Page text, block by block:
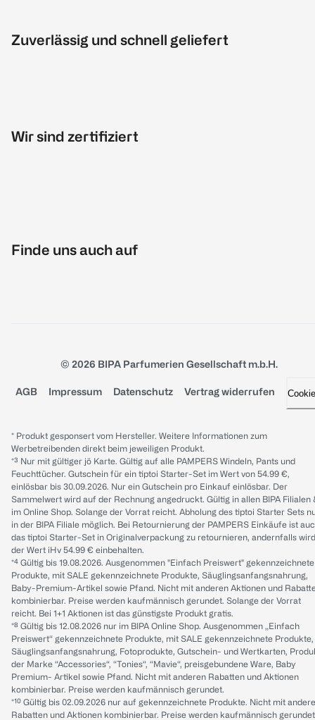
Zuverlässig und schnell geliefert
Wir sind zertifiziert
Finde uns auch auf
© 2026 BIPA Parfumerien Gesellschaft m.b.H.
AGB Impressum Datenschutz Vertrag widerrufen
* Produkt gesponsert vom Hersteller. Weitere Informationen zum
Werbetreibenden direkt beim jeweiligen Produkt.
*³ Nur mit gültiger jö Karte. Gültig auf alle PAMPERS Windeln, Pants und
Feuchttücher. Gutschein für ein tiptoi Starter-Set im Wert von 54.99 €,
einlösbar bis 30.09.2026. Nur ein Gutschein pro Einkauf einlösbar. Der
Sammelwert wird auf der Rechnung angedruckt. Gültig in allen BIPA Filialen
im Online Shop. Solange der Vorrat reicht. Abholung des tiptoi Starter Sets
in der BIPA Filiale möglich. Bei Retournierung der PAMPERS Einkäufe ist
das tiptoi Starter-Set in Originalverpackung zu retournieren, andernfalls wird
der Wert iHv 54.99 € einbehalten.
*⁴ Gültig bis 19.08.2026. Ausgenommen "Einfach Preiswert" gekennzeichnete
Produkte, mit SALE gekennzeichnete Produkte, Säuglingsanfangsnahrung,
Baby-Premium-Artikel sowie Pfand. Nicht mit anderen Aktionen und
kombinierbar. Preise werden kaufmännisch gerundet. Solange der Vorrat
reicht. Bei 1+1 Aktionen ist das günstigste Produkt gratis.
*⁸ Gültig bis 12.08.2026 nur im BIPA Online Shop. Ausgenommen „Einfach
Preiswert“ gekennzeichnete Produkte, mit SALE gekennzeichnete Produkte,
Säuglingsanfangsnahrung, Fotoprodukte, Gutschein- und Wertkarten,
der Marke “Accessories“, “Tonies“, “Mavie“, preisgebundene Ware, Baby
Premium- Artikel sowie Pfand. Nicht mit anderen Rabatten und Aktionen
kombinierbar. Preise werden kaufmännisch gerundet.
*¹⁰ Gültig bis 02.09.2026 nur auf gekennzeichnete Produkte. Nicht mit
Rabatten und Aktionen kombinierbar. Preise werden kaufmännisch